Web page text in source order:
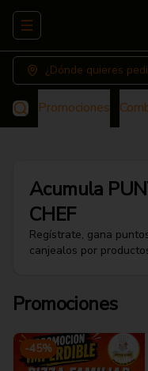
Abrir menu de
¿Dónde quieres
Promociones
Acumula
CHEF
Regístrate, gana
canjealos por
Promociones
-45%